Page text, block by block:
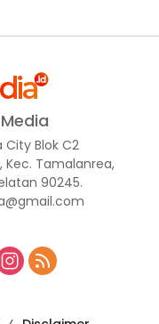
City Blok C2
Kec. Tamalanrea,
90245.